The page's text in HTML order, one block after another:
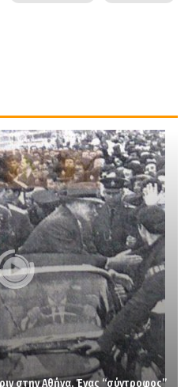
στην Αθήνα. Ένας “σύντροφος”